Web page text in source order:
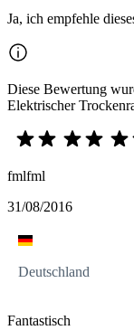
Ja, ich empfehle
Diese Bewertung
Elektrischer
fmlfml
31/08/2016
Deutschland
Fantastisch